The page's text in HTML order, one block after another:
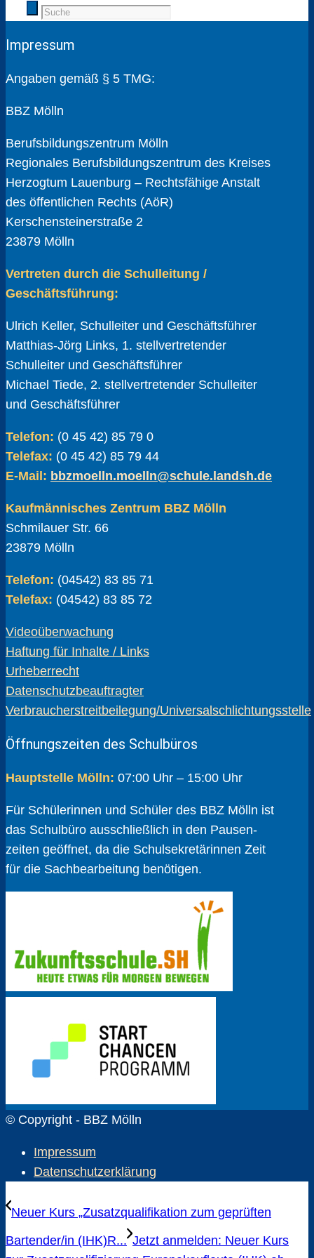
Impressum
Angaben gemäß § 5 TMG:
BBZ Mölln
Berufsbildungszentrum Mölln
Regionales Berufsbildungszentrum des Kreises
Herzogtum Lauenburg – Rechtsfähige Anstalt
des öffentlichen Rechts (AöR)
Kerschensteinerstraße 2
23879 Mölln
Vertreten durch die Schulleitung /
Geschäftsführung:
Ulrich Keller, Schulleiter und Geschäftsführer
Matthias-Jörg Links, 1. stellvertretender
Schulleiter und Geschäftsführer
Michael Tiede, 2. stellvertretender Schulleiter
und Geschäftsführer
Telefon: (0 45 42) 85 79 0
Telefax: (0 45 42) 85 79 44
E-Mail: bbzmoelln.moelln@schule.landsh.de
Kaufmännisches Zentrum BBZ Mölln
Schmilauer Str. 66
23879 Mölln
Telefon: (04542) 83 85 71
Telefax: (04542) 83 85 72
Videoüberwachung
Haftung für Inhalte / Links
Urheberrecht
Datenschutzbeauftragter
Verbraucherstreitbeilegung/Universalschlichtungsstelle
Öffnungszeiten des Schulbüros
Hauptstelle Mölln: 07:00 Uhr – 15:00 Uhr
Für Schülerinnen und Schüler des BBZ Mölln ist
das Schulbüro ausschließlich in den Pausen­
zeiten geöffnet, da die Schul­sekretärinnen Zeit
für die Sach­bear­beitung benötigen.
© Copyright - BBZ Mölln
Impressum
Datenschutzerklärung
Neuer Kurs „Zusatzqualifikation zum geprüften
Bartender/in (IHK)R... Jetzt anmelden: Neuer Kurs